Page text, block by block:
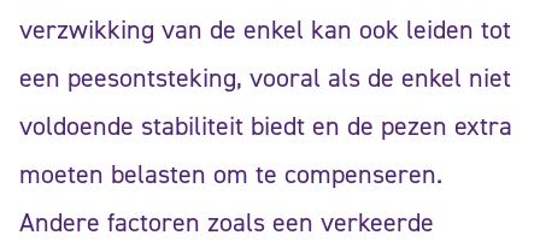
verzwikking van de enkel kan ook leiden tot
een peesontsteking, vooral als de enkel niet
voldoende stabiliteit biedt en de pezen extra
moeten belasten om te compenseren.
Andere factoren zoals een verkeerde